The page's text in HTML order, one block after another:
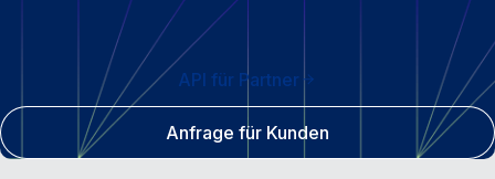
API für Partner
Anfrage für Kunden